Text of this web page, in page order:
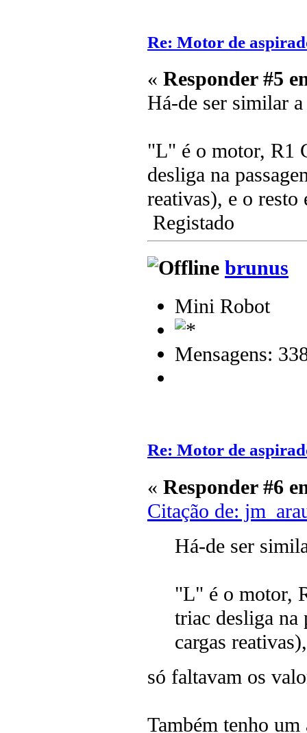
Re: Motor de
« Responder #5
Há-de ser similar a
"L" é o motor, R1
desliga na
reativas), e o
Registado
brunus
Mini Robot
Mensagens:
Re: Motor de
« Responder #6
Citação de:
Há-de ser
"L" é o motor,
triac desliga na
cargas
só faltavam os
Também tenho